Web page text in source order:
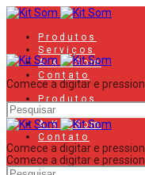
Produtos
Serviços
A Kit Som
Contato
Produtos
Serviços
A Kit Som
Contato
Comece a digitar e
Comece a digitar e
Comece a digitar e